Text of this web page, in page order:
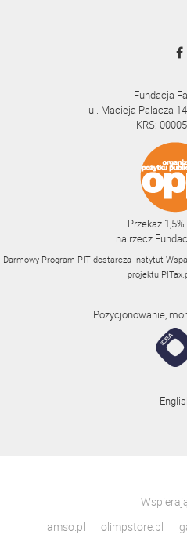
Fundacja
ul. Macieja Palacza
KRS:
Przekaż
na rzecz
Darmowy Program PIT dostarcza Instytut
projektu
Pozycjonowanie,
amso.pl
olimpstore.pl